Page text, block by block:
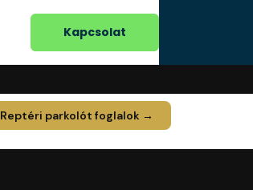
Kapcsolat
Reptéri parkolót foglalok →